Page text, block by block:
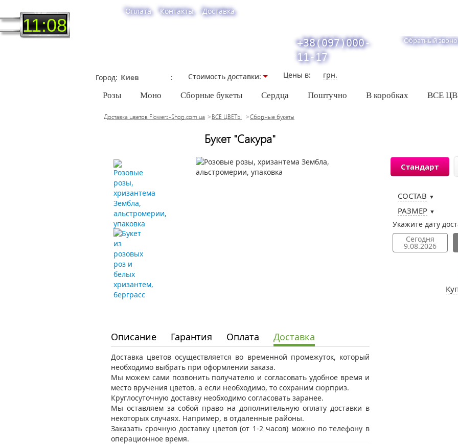
11:08
Оплата Контакты Доставка
+38(097)000-
11-17
Обратный
Город Стоимость доставки: Цены в: грн.
Розы Моно Сборные букеты Сердца Поштучно В коробках ВСЕ
Доставка цветов Flowers-Shop.com.ua ВСЕ ЦВЕТЫ Сборные букеты
Букет "Сакура"
Описание Гарантия Оплата Доставка
Доставка цветов осуществляется во временной промежуток, который
необходимо выбрать при оформлении заказа.
Мы можем сами позвонить получателю и согласовать удобное время и
место вручения цветов, а если необходимо, то сохраним сюрприз.
Круглосуточную доставку необходимо согласовать заранее.
Мы оставляем за собой право на дополнительную оплату доставки в
некоторых случаях. Например, в отдаленные районы.
Заказать срочную доставку цветов (от 1-2 часов) можно по телефону в
операционное время.
Стандарт
СОСТАВ ▼
РАЗМЕР ▼
Укажите дату
Сегодня
9.08.2026